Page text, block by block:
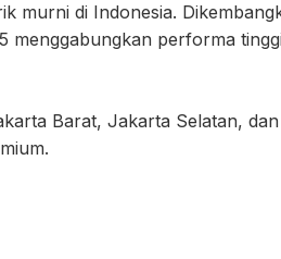
murni di Indonesia.
menggabungkan performa
Barat, Jakarta Selatan,